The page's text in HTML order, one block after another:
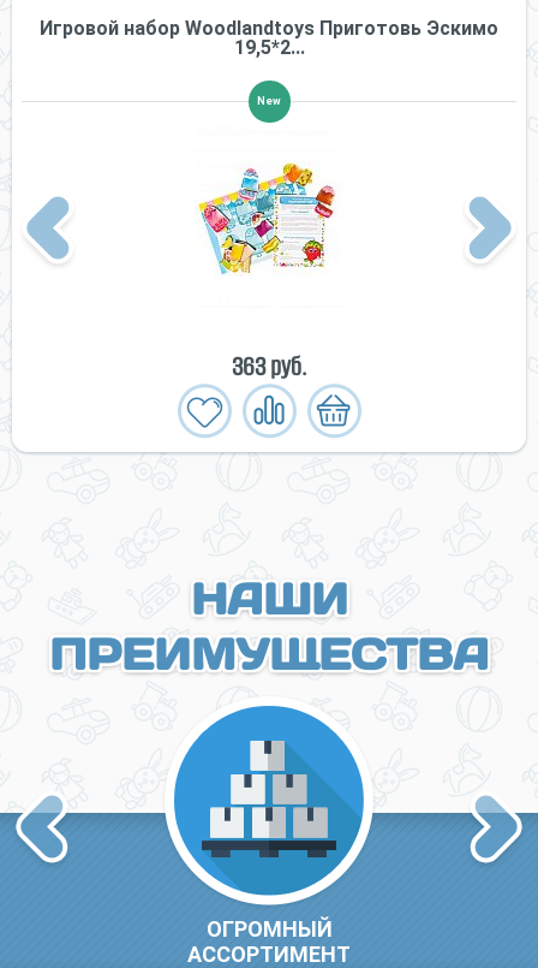
Previous
Игровой набор Woodlandtoys Приготовь Эскимо
19,5*2...
New
363 руб.
Next
НАШИ
ПРЕИМУЩЕСТВА
Previous
ОГРОМНЫЙ
АССОРТИМЕНТ
Next